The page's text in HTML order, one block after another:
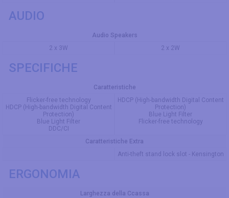
AUDIO
Audio Speakers
2 x 3W
2 x 2W
SPECIFICHE
Caratteristiche
Flicker-free technology
HDCP (High-bandwidth Digital Content
Protection)
Blue Light Filter
DDC/CI
HDCP (High-bandwidth Digital Content
Protection)
Blue Light Filter
Flicker-free technology
Caratteristiche Extra
Anti-theft stand lock slot - Kensington
ERGONOMIA
Larghezza della Ccassa